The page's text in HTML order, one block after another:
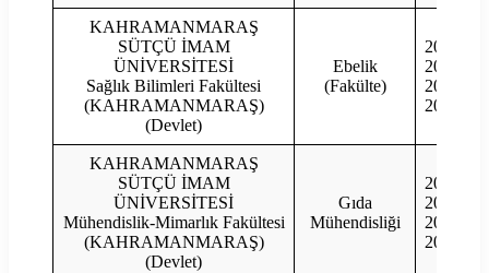
KAHRAMANMARAŞ
SÜTÇÜ İMAM
ÜNİVERSİTESİ
Sağlık Bilimleri Fakültesi
(KAHRAMANMARAŞ)
(Devlet)
Ebelik
(Fakülte)
2023
2022
2021
2020
KAHRAMANMARAŞ
SÜTÇÜ İMAM
ÜNİVERSİTESİ
Mühendislik-Mimarlık Fakültesi
(KAHRAMANMARAŞ)
(Devlet)
Gıda
Mühendisliği
2023
2022
2021
2020